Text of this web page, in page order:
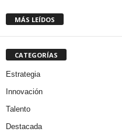
MÁS LEÍDOS
CATEGORÍAS
Estrategia
Innovación
Talento
Destacada